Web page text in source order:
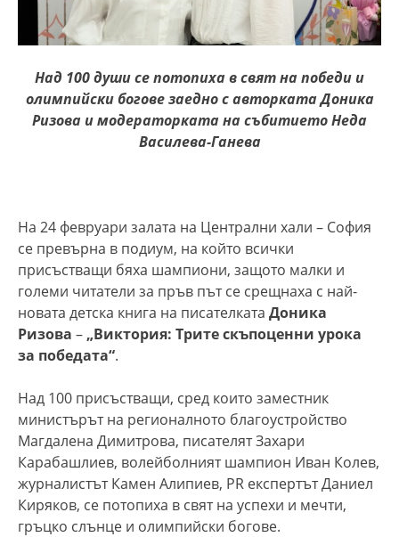
Над 100 души се потопиха в свят на победи и
олимпийски богове заедно с авторката Доника
Ризова и модераторката на събитието Неда
Василева-Ганева
На 24 февруари залата на Централни хали – София
се превърна в подиум, на който всички
присъстващи бяха шампиони, защото малки и
големи читатели за пръв път се срещнаха с най-
новата детска книга на писателката Доника
Ризова – „Виктория: Трите скъпоценни урока
за победата“.
Над 100 присъстващи, сред които заместник
министърът на регионалното благоустройство
Магдалена Димитрова, писателят Захари
Карабашлиев, волейболният шампион Иван Колев,
журналистът Камен Алипиев, PR експертът Даниел
Киряков, се потопиха в свят на успехи и мечти,
гръцко слънце и олимпийски богове.